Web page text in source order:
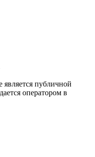
является публичной
оператором в